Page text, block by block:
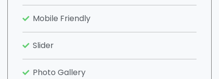
Mobile Friendly
Slider
Photo Gallery